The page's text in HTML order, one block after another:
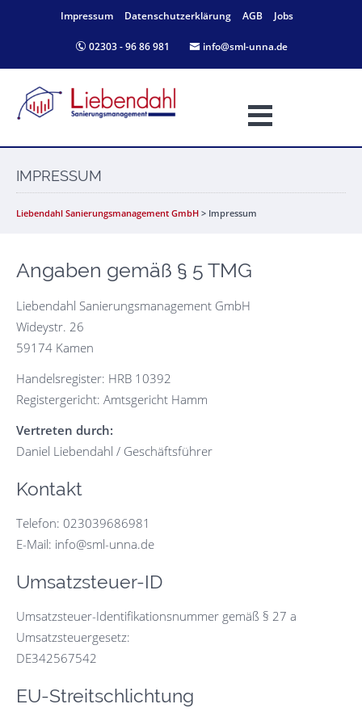
Impressum Datenschutz­erklärung AGB Jobs
02303 - 96 86 981 info@sml-unna.de
IMPRESSUM
Liebendahl Sanierungsmanagement GmbH > Impressum
Angaben gemäß § 5 TMG
Liebendahl Sanierungsmanagement GmbH
Wideystr. 26
59174 Kamen
Handelsregister: HRB 10392
Registergericht: Amtsgericht Hamm
Vertreten durch:
Daniel Liebendahl / Geschäftsführer
Kontakt
Telefon: 023039686981
E-Mail: info@sml-unna.de
Umsatzsteuer-ID
Umsatzsteuer-Identifikationsnummer gemäß § 27 a
Umsatzsteuergesetz:
DE342567542
EU-Streitschlichtung